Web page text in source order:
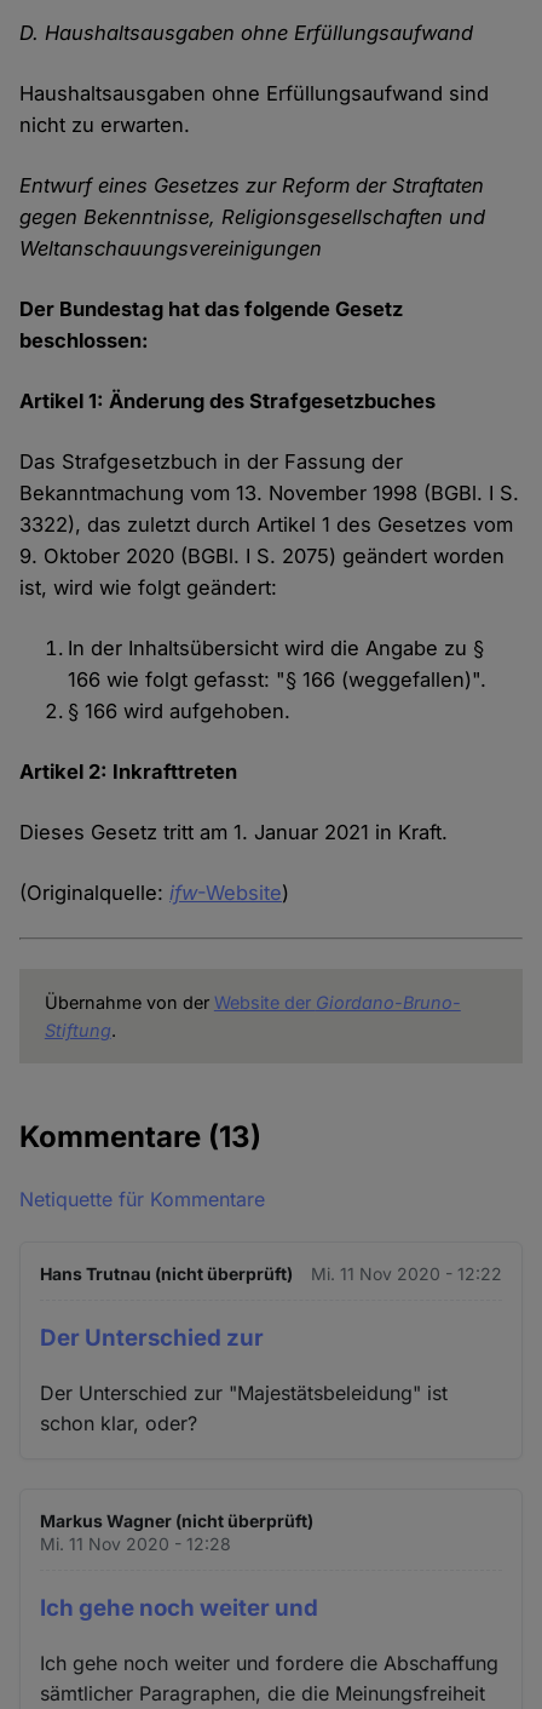
D. Haushaltsausgaben ohne Erfüllungsaufwand
Haushaltsausgaben ohne Erfüllungsaufwand sind
nicht zu erwarten.
Entwurf eines Gesetzes zur Reform der Straftaten
gegen Bekenntnisse, Religionsgesellschaften und
Weltanschauungsvereinigungen
Der Bundestag hat das folgende Gesetz
beschlossen:
Artikel 1: Änderung des Strafgesetzbuches
Das Strafgesetzbuch in der Fassung der
Bekanntmachung vom 13. November 1998 (BGBl. I S.
3322), das zuletzt durch Artikel 1 des Gesetzes vom
9. Oktober 2020 (BGBl. I S. 2075) geändert worden
ist, wird wie folgt geändert:
In der Inhaltsübersicht wird die Angabe zu §
166 wie folgt gefasst: "§ 166 (weggefallen)".
§ 166 wird aufgehoben.
Artikel 2: Inkrafttreten
Dieses Gesetz tritt am 1. Januar 2021 in Kraft.
(Originalquelle:ifw-Website)
Übernahme von der Website der Giordano-Bruno-
Stiftung.
Kommentare (13)
Netiquette für Kommentare
Hans Trutnau (nicht überprüft) Mi. 11 Nov 2020 - 12:22
Der Unterschied zur
Der Unterschied zur "Majestätsbeleidung" ist
schon klar, oder?
Markus Wagner (nicht überprüft)
Mi. 11 Nov 2020 - 12:28
Ich gehe noch weiter und
Ich gehe noch weiter und fordere die Abschaffung
sämtlicher Paragraphen, die die Meinungsfreiheit